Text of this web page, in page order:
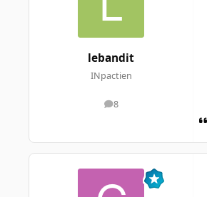
lebandit
INpactien
8
messages